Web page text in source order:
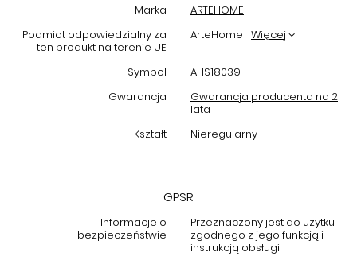
Marka
ARTEHOME
Podmiot odpowiedzialny za
ten produkt na terenie UE
ArteHome Więcej
Symbol
AHS18039
Gwarancja
Gwarancja producenta na 2
lata
Kształt
Nieregularny
GPSR
Informacje o
bezpieczeństwie
Przeznaczony jest do użytku
zgodnego z jego funkcją i
instrukcją obsługi.